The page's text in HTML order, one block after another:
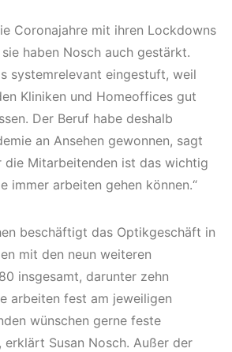
Coronajahre mit ihren Lockdowns
haben Nosch auch gestärkt.
systemrelevant eingestuft, weil
Kliniken und Homeoffices gut
Der Beruf habe deshalb
an Ansehen gewonnen, sagt
die Mitarbeitenden ist das wichtig
immer arbeiten gehen können.“
beschäftigt das Optikgeschäft in
mit den neun weiteren
insgesamt, darunter zehn
arbeiten fest am jeweiligen
wünschen gerne feste
erklärt Susan Nosch. Außer der